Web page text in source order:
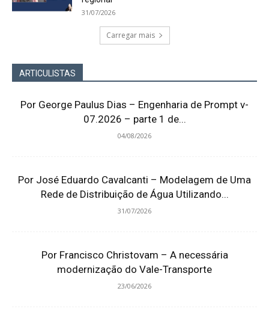
31/07/2026
Carregar mais
ARTICULISTAS
Por George Paulus Dias – Engenharia de Prompt v-
07.2026 – parte 1 de...
04/08/2026
Por José Eduardo Cavalcanti – Modelagem de Uma
Rede de Distribuição de Água Utilizando...
31/07/2026
Por Francisco Christovam – A necessária
modernização do Vale-Transporte
23/06/2026